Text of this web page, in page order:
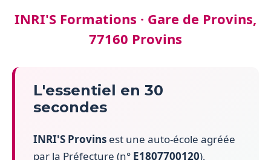
INRI'S Formations · Gare de Provins,
77160 Provins
L'essentiel en 30
secondes
INRI'S Provins est une auto-école agréée
par la Préfecture (n° E1807700120),